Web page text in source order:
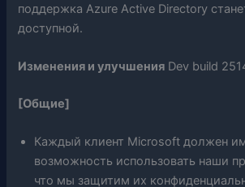
поддержка Azure Active Directory
доступной.
Изменения и улучшения Dev build
[Общие]
Каждый клиент Microsoft должен
возможность использовать наши
что мы защитим их